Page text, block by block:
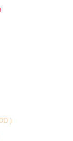
)